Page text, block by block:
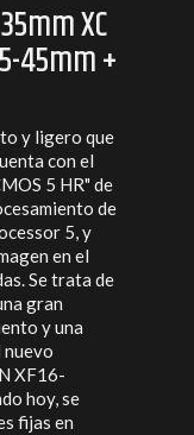
XC
45mm +
y ligero que
con el
5 HR" de
de
5, y
en el
Se trata de
gran
y una
nuevo
XF16-
hoy, se
fijas en